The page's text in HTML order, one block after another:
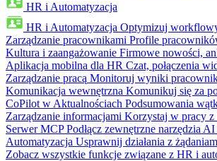
HR i Automatyzacja
HR i Automatyzacja Optymizuj
Zarządzanie pracownikami Profile
Kultura i zaangażowanie Firmowe nowości,
Aplikacja mobilna dla HR Czat, połączenia
Zarządzanie pracą Monitoruj wyniki
Komunikacja wewnętrzna Komunikuj się za
CoPilot w Aktualnościach Podsumowania
Zarządzanie informacjami Korzystaj w pracy
Serwer MCP Podłącz zewnętrzne narzędzia
Automatyzacja Usprawnij działania z
Zobacz wszystkie funkcje związane z HR i